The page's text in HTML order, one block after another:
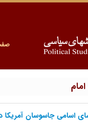
اسامی جاسوسان آمریکا